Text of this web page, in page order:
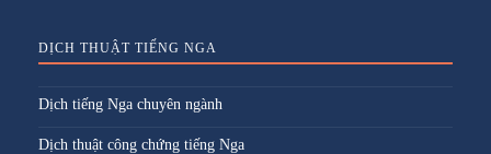
DỊCH THUẬT TIẾNG NGA
Dịch tiếng Nga chuyên ngành
Dịch thuật công chứng tiếng Nga